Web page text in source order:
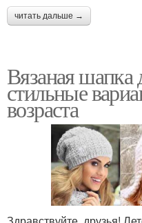
читать дальше →
Вязаная
стильные
возраста